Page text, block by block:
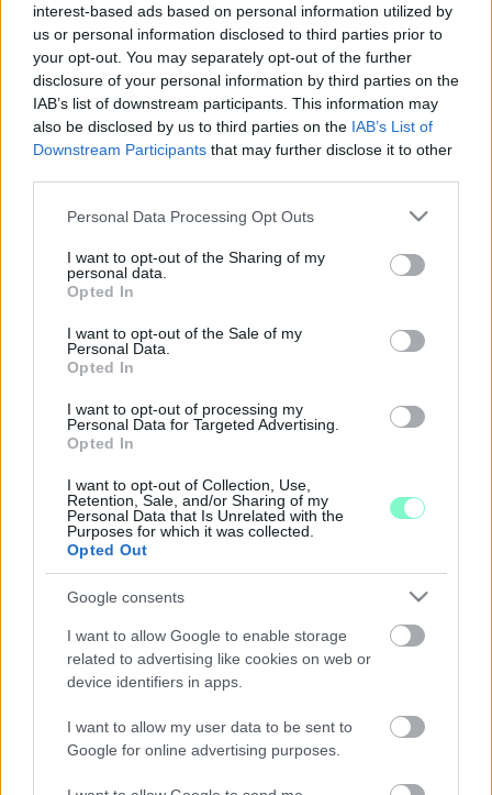
interest-based ads based on personal information utilized by
us or personal information disclosed to third parties prior to
your opt-out. You may separately opt-out of the further
disclosure of your personal information by third parties on the
IAB’s list of downstream participants. This information may
also be disclosed by us to third parties on the IAB’s List of
Downstream Participants that may further disclose it to other
Please note that this website/app uses one or more Google
not limited to your visit or usage behaviour. You may click to
grant or deny consent to Google and its third-party tags to
use your data for below specified purposes in below Google
consent section.
Personal Data Processing Opt Outs
I want to opt-out of the Sharing of my
personal data.
Opted In
I want to opt-out of the Sale of my
Personal Data.
Opted In
I want to opt-out of processing my
Personal Data for Targeted Advertising.
Opted In
I want to opt-out of Collection, Use,
Retention, Sale, and/or Sharing of my
Personal Data that Is Unrelated with the
Purposes for which it was collected.
Opted Out
Google consents
I want to allow Google to enable storage
related to advertising like cookies on web or
device identifiers in apps.
I want to allow my user data to be sent to
Google for online advertising purposes.
A párt szerint az önkormányzatok kivéreztetése egyet jelent az
adott településeken élő emberek kivéreztetésével.
NÉMETH ZSOLT: MIÉRT KELL SÁRVÁRRA OLYAN
FŐÁLLÁSÚ TANÁCSADÓ, AKINEK NEHÉZ
IGAZÁN ÉRDEMI FELADATNAK TEKINTENI A
MUNKAVÉGZÉSÉT?
2020. december. 20. 15:39
A sárvári ellenzéki képviselő szerint a sárváriakat ezernyi ilyen és
diktálná, hogy hiteles legyen a tájékoztatás.
LMP: A KORMÁNY LESZÁMOL AZ
ÖNKORMÁNYZATOKKAL
A kormány bosszúhadjáratot indított az önkormányzatok ellen,
az iparűzési adó megfelezése ugyanis nem segítség a
vállalkozásoknak, hanem "végső leszámolás" az
Facebookon közvetített online sajtótájékoztatón.
HA MEGY AZ ÖNKORMÁNYZAT A LEVESBE,
2020. december. 09. 12:29
A Fidesz-KDNP a 2010-es, kétharmados hatalomátvétele óta
gyakorlatilag folyamatos és kíméletlen harcot folytat az
veszélyes tényező.
KÓSA LAJOS: NEM FOGJUK ELTÖRÖLNI AZ
IPARŰZÉSI ADÓT
Ha mégis eltörölnék, az a legtöbb önkormányzat csődjével járna.
TOVÁBBRA SEM TUDHATJUK, KI RÖVIDÍTETTE